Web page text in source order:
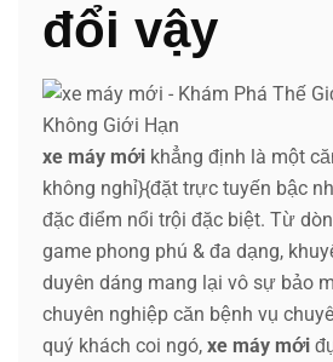
đổi vậy
xe máy mới khẳng định là một
không nghỉ}{đặt trực tuyến bậc
đặc điểm nổi trội đặc biệt. Từ
game phong phú & đa dạng,
duyên dáng mang lại vô sự bảo
chuyên nghiệp căn bệnh vụ
quý khách coi ngó, xe máy mới